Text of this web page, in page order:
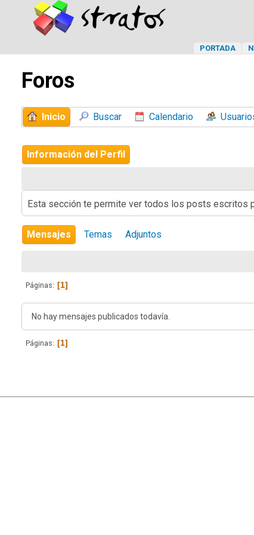
PORTADA
Foros
Inicio Buscar Calendario
Información del Perfil
Esta sección te permite ver todos los posts escritos
Mensajes Temas Adjuntos
Páginas 1
No hay mensajes publicados todavía.
Páginas 1